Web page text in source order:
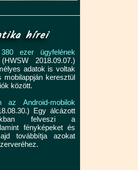
hírei
ezer ügyfelének
2018.09.07.)
adatok is voltak
keresztül
között.
az Android-mobilok
Egy álcázott
felveszi a
fényképeket és
továbbítja azokat